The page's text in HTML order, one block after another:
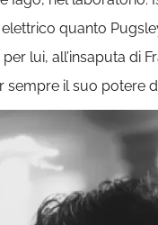
quanto
lui, all’insaputa di
sempre il suo potere